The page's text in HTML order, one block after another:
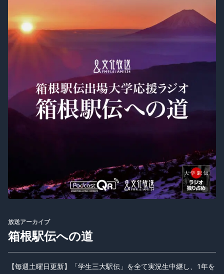
放送アーカイブ
箱根駅伝への道
【毎週土曜日更新】「学生三大駅伝」を全て実況生中継し、1年を